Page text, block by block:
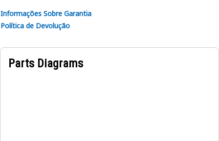
Informações Sobre Garantia
Política de Devolução
Parts Diagrams